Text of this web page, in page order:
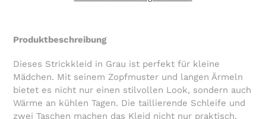
wird
Warenkorb
hinzugefügt
Produktbeschreibung
Dieses Strickkleid in Grau ist perfekt für kleine
Mädchen. Mit seinem Zopfmuster und langen Ärmeln
bietet es nicht nur einen stilvollen Look, sondern auch
Wärme an kühlen Tagen. Die taillierende Schleife und
zwei Taschen machen das Kleid nicht nur praktisch,